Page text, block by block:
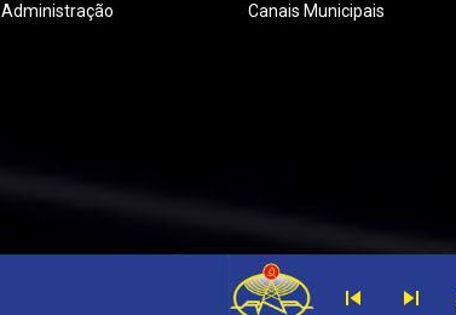
Canais Municipais
skip_previous skip_next